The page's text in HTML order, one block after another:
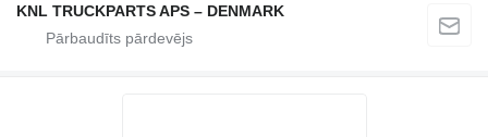
KNL TRUCKPARTS APS – DENMARK